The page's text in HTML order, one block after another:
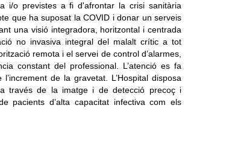
i/o previstes a fi d'afrontar la crisi sanitària
que ha suposat la COVID i donar un serveis
una visió integradora, horitzontal i centrada
no invasiva integral del malalt crític a tot
remota i el servei de control d’alarmes,
constant del professional. L’atenció es fa
de la gravetat. L’Hospital disposa
a través de la imatge i de detecció precoç i
pacients d’alta capacitat infectiva com els